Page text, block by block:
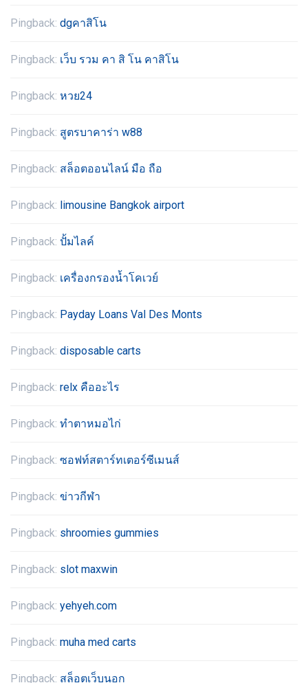
Pingback: dgคาสิโน
Pingback: เว็บ รวม คา สิ โน คาสิโน
Pingback: หวย24
Pingback: สูตรบาคาร่า w88
Pingback: สล็อตออนไลน์ มือ ถือ
Pingback: limousine Bangkok airport
Pingback: ปั้มไลค์
Pingback: เครื่องกรองน้ำโคเวย์
Pingback: Payday Loans Val Des Monts
Pingback: disposable carts
Pingback: relx คืออะไร
Pingback: ทำตาหมอไก่
Pingback: ซอฟท์สตาร์ทเตอร์ซีเมนส์
Pingback: ข่าวกีฬา
Pingback: shroomies gummies
Pingback: slot maxwin
Pingback: yehyeh.com
Pingback: muha med carts
Pingback: สล็อตเว็บนอก